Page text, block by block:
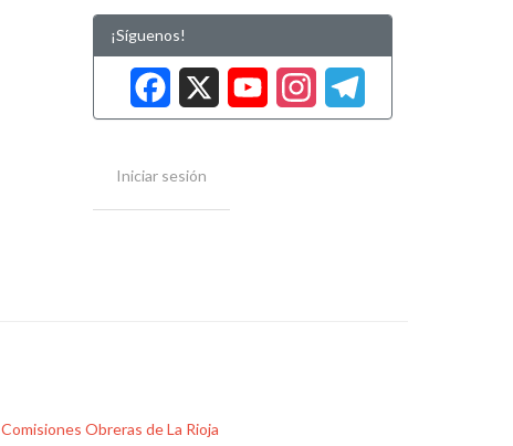
¡Síguenos!
Facebook
XYouTube
Iniciar sesión
Comisiones Obreras de La Rioja